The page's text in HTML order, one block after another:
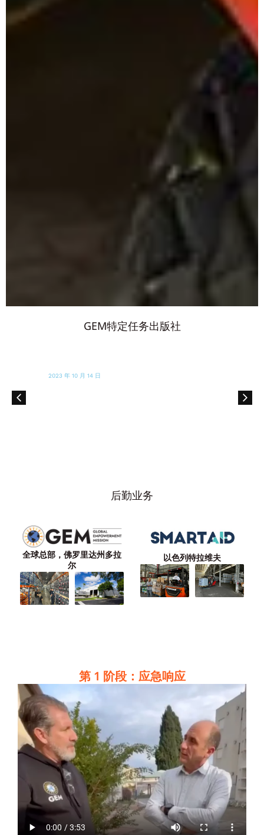
GEM特定任务出版社
2023 年 10 月 14 日
后勤业务
全球总部，佛罗里达州多拉
尔
以色列特拉维夫
第 1 阶段：应急响应